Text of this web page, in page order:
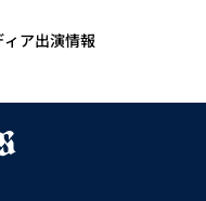
ア出演情報